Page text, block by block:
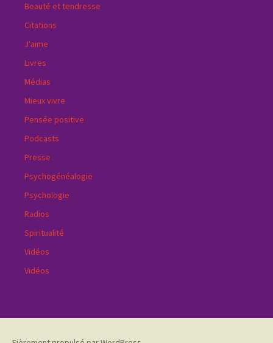
Beauté et tendresse
Citations
J'aime
Livres
Médias
Mieux vivre
Pensée positive
Podcasts
Presse
Psychogénéalogie
Psychologie
Radios
Spiritualité
Vidéos
Vidéos